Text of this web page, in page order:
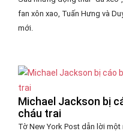
fan xôn xao, Tuấn Hưng và
mới.
Michael Jackson bị
cháu trai
Tờ New York Post dẫn lời